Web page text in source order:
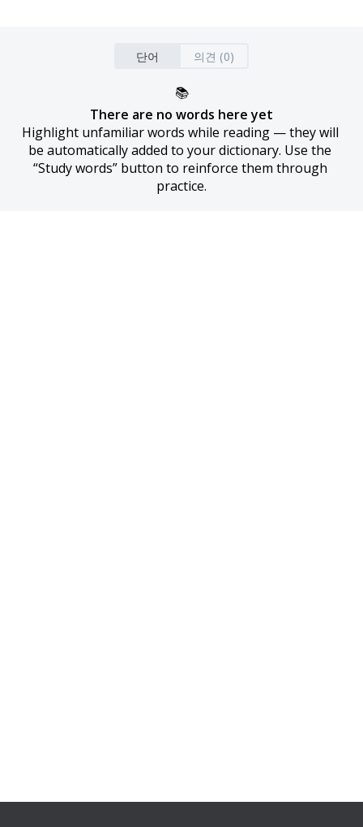
단어 의견 (0)
📚
There are no words here yet
Highlight unfamiliar words while reading — they will
be automatically added to your dictionary. Use the
“Study words” button to reinforce them through
practice.